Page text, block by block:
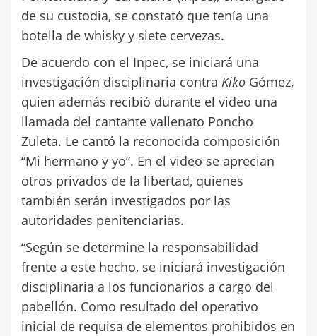
de su custodia, se constató que tenía una
botella de whisky y siete cervezas.
De acuerdo con el Inpec, se iniciará una
investigación disciplinaria contra Kiko Gómez,
quien además recibió durante el video una
llamada del cantante vallenato Poncho
Zuleta. Le cantó la reconocida composición
“Mi hermano y yo”. En el video se aprecian
otros privados de la libertad, quienes
también serán investigados por las
autoridades penitenciarias.
“Según se determine la responsabilidad
frente a este hecho, se iniciará investigación
disciplinaria a los funcionarios a cargo del
pabellón. Como resultado del operativo
inicial de requisa de elementos prohibidos en